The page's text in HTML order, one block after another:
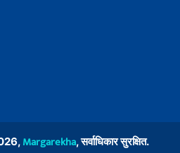
Margarekha, सर्वाधिकार सुरक्षित.